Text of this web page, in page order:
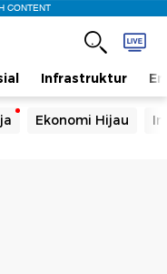
CONTENT
Infrastruktur
Ekonomi Hijau